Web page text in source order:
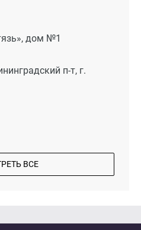
дом №1
п-т, г.
ВСЕ